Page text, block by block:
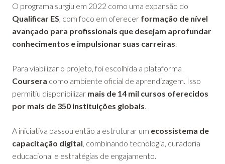
O programa surgiu em 2022 como uma expansão do
Qualificar ES , com foco em oferecer formação de nível
avançado para profissionais que desejam aprofundar
conhecimentos e impulsionar suas carreiras
Para viabilizar o projeto, foi escolhida a plataforma
Coursera como ambiente oficial de aprendizagem. Isso
permitiu disponibilizar mais de 14 mil cursos oferecidos
por mais de 350 instituições globais
A iniciativa passou então a estruturar um ecossistema de
capacitação digital , combinando tecnologia, curadoria
educacional e estratégias de engajamento.